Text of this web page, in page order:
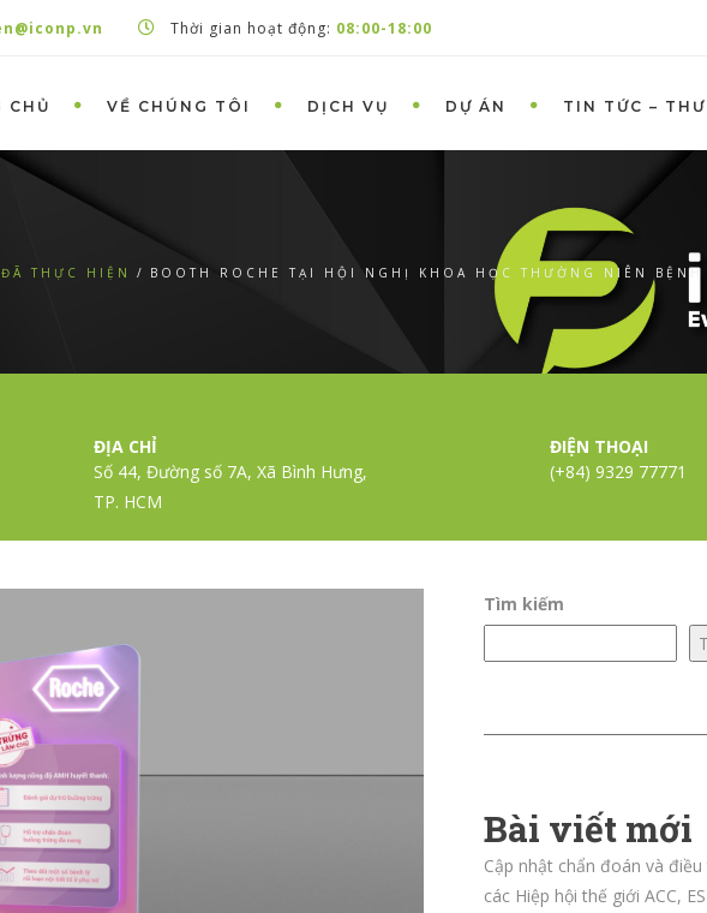
Thời gian hoạt động: 08:00-18:00
CHỦ VỀ CHÚNG TÔI DỊCH VỤ DỰ ÁN TIN TỨC –
THỰC HIỆN BOOTH ROCHE TẠI HỘI NGHỊ KHOA HỌC THƯỜNG NIÊN
ĐỊA CHỈ
Số 44, Đường số 7A, Xã Bình Hưng,
TP. HCM
ĐIỆN THOẠI
(+84) 9329 77771
Tìm kiếm
Bài viết mới
Cập nhật chẩn đoán và
các Hiệp hội thế giới ACC,